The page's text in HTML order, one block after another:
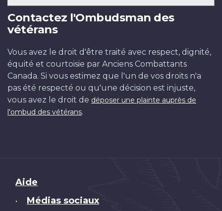
Contactez l'Ombudsman des
vétérans
Vous avez le droit d'être traité avec respect, dignité,
équité et courtoisie par Anciens Combattants
Canada. Si vous estimez que l'un de vos droits n'a
pas été respecté ou qu'une décision est injuste,
vous avez le droit de déposer une plainte auprès de
l'ombud des vétérans.
Brand
Aide
• Médias sociaux